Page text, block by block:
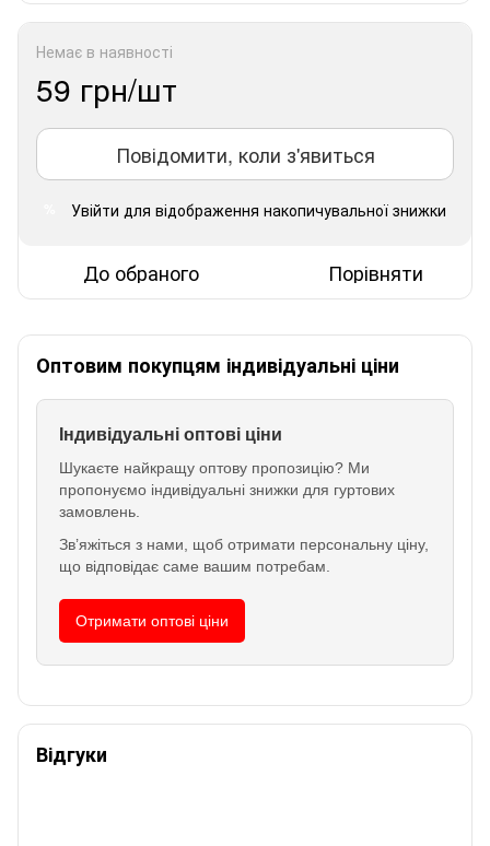
Немає в наявності
59 грн/шт
Повідомити, коли з'явиться
Увійти для відображення накопичувальної знижки
До обраного Порівняти
Оптовим покупцям індивідуальні ціни
Індивідуальні оптові ціни
Шукаєте найкращу оптову пропозицію? Ми
пропонуємо індивідуальні знижки для гуртових
замовлень.
Зв’яжіться з нами, щоб отримати персональну ціну,
що відповідає саме вашим потребам.
Отримати оптові ціни
Відгуки